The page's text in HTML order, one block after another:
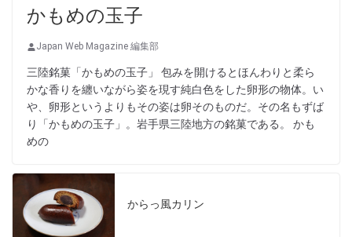
かもめの玉子
Japan Web Magazine 編集部
三陸銘菓「かもめの玉子」 包みを開けるとほんわりと柔ら
かな香りを纏いながら姿を現す純白色をした卵形の物体。い
や、卵形というよりもその姿は卵そのものだ。その名もずば
り「かもめの玉子」。岩手県三陸地方の銘菓である。 かも
めの
からっ風カリン